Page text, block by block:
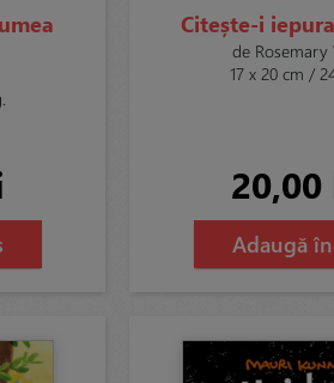
Citește-i
de Rosemary
17 x 20 cm /
20,00
Adaugă